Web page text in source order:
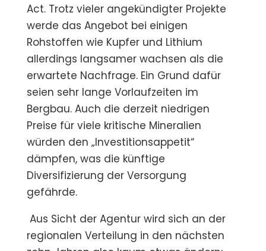
Act. Trotz vieler angekündigter Projekte
werde das Angebot bei einigen
Rohstoffen wie Kupfer und Lithium
allerdings langsamer wachsen als die
erwartete Nachfrage. Ein Grund dafür
seien sehr lange Vorlaufzeiten im
Bergbau. Auch die derzeit niedrigen
Preise für viele kritische Mineralien
würden den „Investitionsappetit“
dämpfen, was die künftige
Diversifizierung der Versorgung
gefährde.
Aus Sicht der Agentur wird sich an der
regionalen Verteilung in den nächsten